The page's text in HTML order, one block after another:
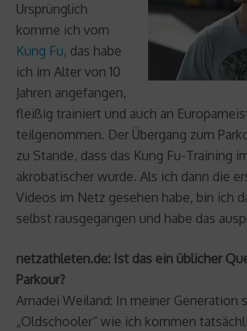
Ursprünglich
komme ich vom
Kung Fu, das habe
ich im Alter von 10
Jahren angefangen,
fleißig trainiert und auch an
teilgenommen. Der Übergang zum
zu Stande, dass das Kung Fu-Training
akrobatischer wurde. Als ich dann die
Videos im Netz gesehen habe, bin ich
selbst rausgegangen und habe das
netzathleten.de: Ist das ein üblicher
Parkour?
Amadei Weiland: In meiner Generation
„Oldschooler“ wie ich kommen